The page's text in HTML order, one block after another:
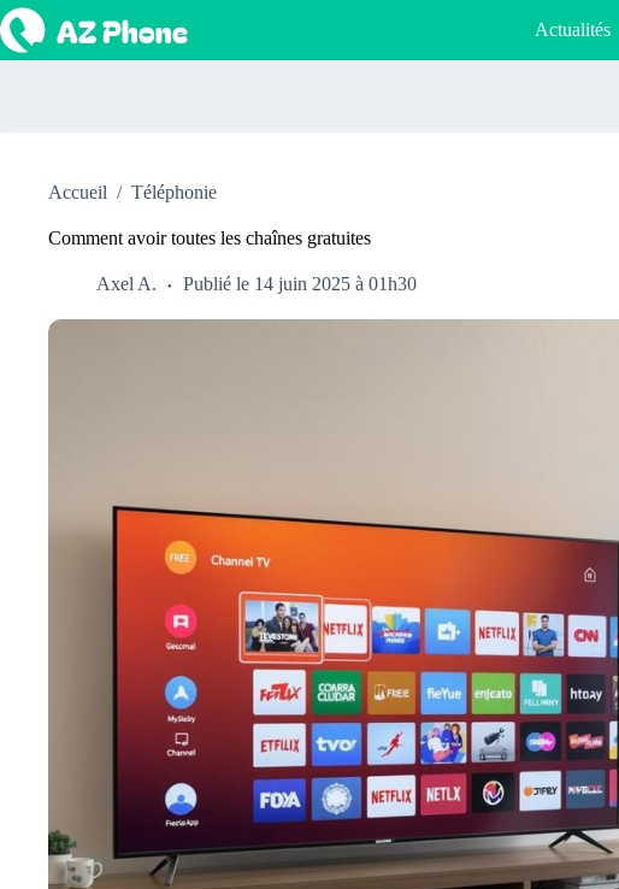
Passer
au
contenu
Actualités
Accueil / Téléphonie
Comment avoir toutes les chaînes gratuites
Axel A. Publié le 14 juin 2025 à 01h30